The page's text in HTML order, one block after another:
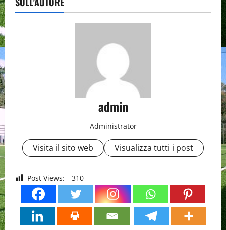
admin
Administrator
Visita il sito web Visualizza tutti i post
Post Views: 310